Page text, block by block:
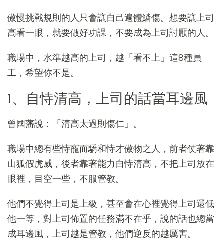
傲慢挑戰規則的人只會讓自己遍體鱗傷。想要讓上司
高看一眼，就要做好功課，不要成為上司討厭的人。
職場中，水準越高的上司，越「看不上」這8種員
工，希望你不是。
1、自恃清高，上司的話當耳邊風
曾國藩說：「清高太過則傷仁」。
職場中總有些恃寵而驕和恃才傲物之人，前者仗著靠
山狐假虎威，後者靠著能力自恃清高，不把上司放在
眼裡，目空一些，不服管教。
他們不覺得上司是上級，甚至會在心裡覺得上司還低
他一等，對上司佈置的任務滿不在乎，說的話也總當
成耳邊風，上司越是管教，他們逆反的越厲害。